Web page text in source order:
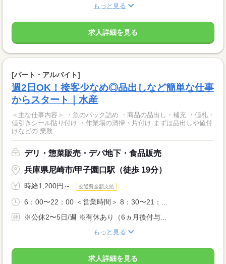
もっと見る
求人詳細を見る
[パート・アルバイト]
週2日OK！接客少なめ◎品出しなど簡単な仕事
からスタート｜水産
＜主な仕事内容＞ ・魚のパック詰め ・商品の品出し・補充 ・値札・
値引きシール貼り付け ・作業場の清掃・片付け まずは品出しや値付
けなどの 業務...
デリ・惣菜販売・デパ地下・食品販売
兵庫県尼崎市/甲子園口駅（徒歩 19分）
時給1,200円～ 交通費全額支給
6：00〜22：00 ＜営業時間＞ 8：30〜21：...
※公休2〜5日/週 ※有休あり（6ヵ月後付与...
もっと見る
求人詳細を見る